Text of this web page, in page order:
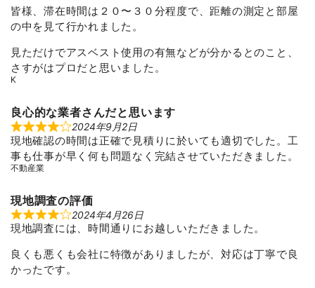
o
f
5
皆様、滞在時間は２０〜３０分程度で、距離の測定と部屋
の中を見て行かれました。
見ただけでアスベスト使用の有無などが分かるとのこと、
さすがはプロだと思いました。
K
良心的な業者さんだと思います
R
a
t
e
d
u
t
o
f
2024年9月2日
現地確認の時間は正確で見積りに於いても適切でした。工
事も仕事が早く何も問題なく完結させていただきました。
不動産業
現地調査の評価
R
a
e
d
4
o
2024年4月26日
現地調査には、時間通りにお越しいただきました。
良くも悪くも会社に特徴がありましたが、対応は丁寧で良
かったです。